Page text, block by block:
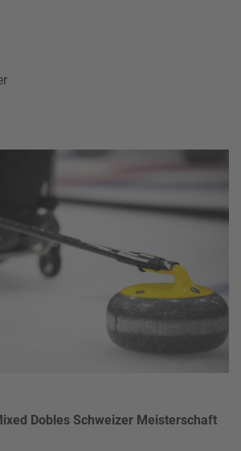
Dobles Schweizer Meisterschaft